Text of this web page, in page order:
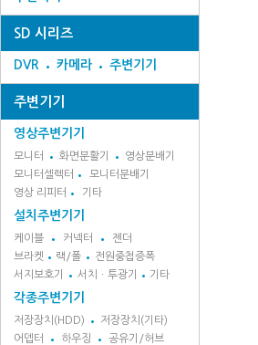
SD 시리즈
DVR 카메라 주변기기
주변기기
영상주변기기
모니터 화면분활기
영상분배기
모니터셀렉터
모니터분배기
영상 리피터
기타
설치주변기기
케이블 커넥터
젠더
브라켓
랙/폴
전원중첩증폭
서지보호기
서치ㆍ투광기 기타
각종주변기기
저장장치(HDD)
저장장치(기타)
어뎁터
하우징
공유기/허브